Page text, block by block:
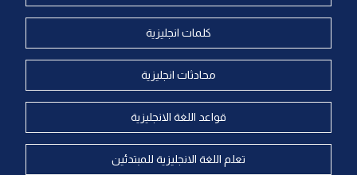
كلمات انجليزية
محادثات انجليزية
قواعد اللغة الانجليزية
تعلم اللغة الانجليزية للمبتدئين